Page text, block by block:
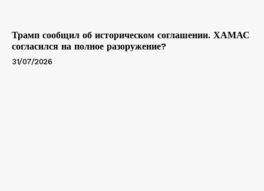
Трамп сообщил об историческом соглашении. ХАМАС
согласился на полное разоружение?
31/07/2026